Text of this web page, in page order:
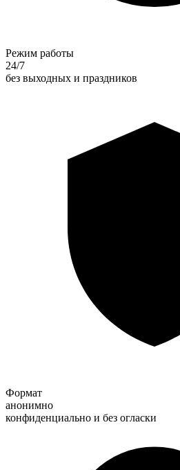
Режим работы
24/7
без выходных и праздников
Формат
анонимно
конфиденциально и без огласки